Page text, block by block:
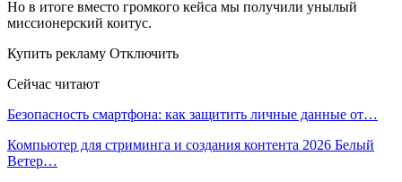
Но в итоге вместо громкого кейса мы получили унылый
миссионерский коитус.
Купить рекламу Отключить
Сейчас читают
Безопасность смартфона: как защитить личные данные от…
Компьютер для стриминга и создания контента 2026 Белый
Ветер…